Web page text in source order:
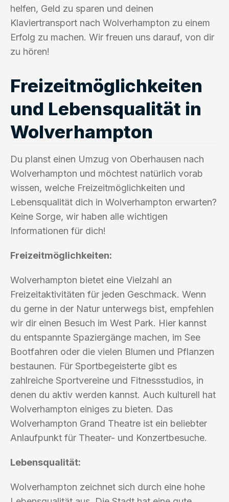
helfen, Geld zu sparen und deinen
Klaviertransport nach Wolverhampton zu einem
Erfolg zu machen. Wir freuen uns darauf, von dir
zu hören!
Freizeitmöglichkeiten
und Lebensqualität in
Wolverhampton
Du planst einen Umzug von Oberhausen nach
Wolverhampton und möchtest natürlich vorab
wissen, welche Freizeitmöglichkeiten und
Lebensqualität dich in Wolverhampton erwarten?
Keine Sorge, wir haben alle wichtigen
Informationen für dich!
Freizeitmöglichkeiten:
Wolverhampton bietet eine Vielzahl an
Freizeitaktivitäten für jeden Geschmack. Wenn
du gerne in der Natur unterwegs bist, empfehlen
wir dir einen Besuch im West Park. Hier kannst
du entspannte Spaziergänge machen, im See
Bootfahren oder die vielen Blumen und Pflanzen
bestaunen. Für Sportbegeisterte gibt es
zahlreiche Sportvereine und Fitnessstudios, in
denen du aktiv werden kannst. Auch kulturell hat
Wolverhampton einiges zu bieten. Das
Wolverhampton Grand Theatre ist ein beliebter
Anlaufpunkt für Theater- und Konzertbesuche.
Lebensqualität:
Wolverhampton zeichnet sich durch eine hohe